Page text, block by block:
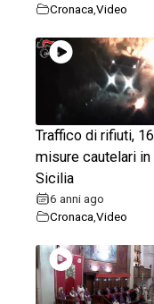
Cronaca Video
Traffico di rifiuti, 16
misure cautelari in
Sicilia
6 anni ago
Cronaca Video